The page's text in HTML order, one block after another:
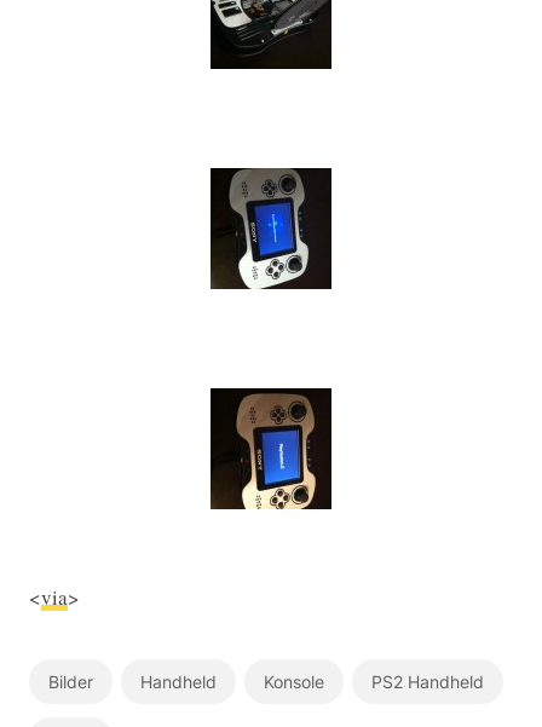
<via>
Bilder Handheld Konsole PS2 Handheld